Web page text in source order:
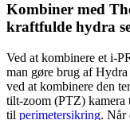
Kombiner med
kraftfulde hydra
Ved at kombinere et i-
man gøre brug af
ved at kombinere den
tilt-zoom (PTZ) kamera
til perimetersikring. Når